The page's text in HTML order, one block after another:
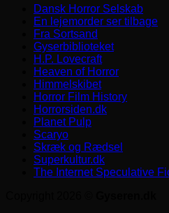
Dansk Horror Selskab
En lejemorder ser tilbage
Fra Sortsand
Gyserbiblioteket
H.P. Lovecraft
Heaven of Horror
Himmelskibet
Horror Film History
Horrorsiden.dk
Planet Pulp
Scaryo
Skræk og Rædsel
Superkultur.dk
The Internet Speculative